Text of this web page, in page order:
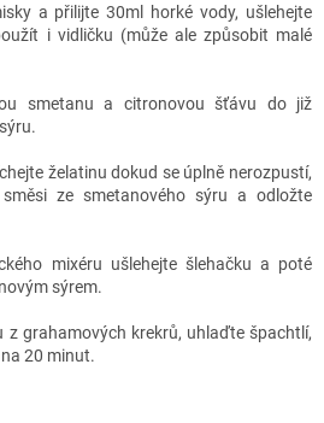
a přilijte 30ml horké vody, ušlehejte
i vidličku (může ale způsobit malé
smetanu a citronovou šťávu do již
želatinu dokud se úplně nerozpustí,
ze smetanového sýru a odložte
mixéru ušlehejte šlehačku a poté
sýrem.
z grahamových krekrů, uhlaďte špachtlí,
20 minut.